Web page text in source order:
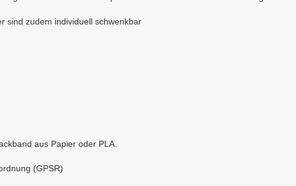
sind zudem individuell schwenkbar
aus Papier oder PLA.
(GPSR)